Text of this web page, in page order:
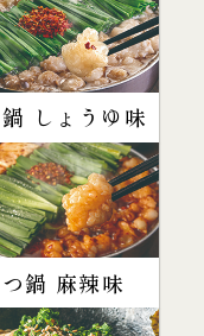
鍋 しょうゆ味
つ鍋 麻辣味